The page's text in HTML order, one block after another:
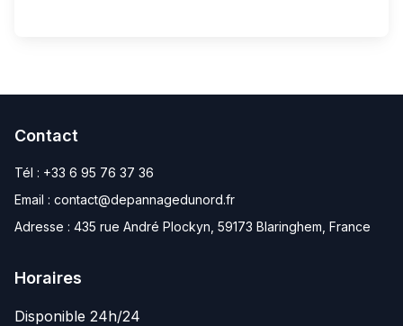
Contact
Tél : +33 6 95 76 37 36
Email : contact@depannagedunord.fr
Adresse : 435 rue André Plockyn, 59173 Blaringhem, France
Horaires
Disponible 24h/24